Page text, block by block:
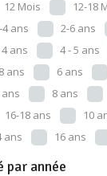
12 Mois
12-18
4 ans 2-6 ans
4 ans 4 - 5 ans
ans 6 ans
ans 8 ans
16-18 ans
10
ans 16 ans
par année